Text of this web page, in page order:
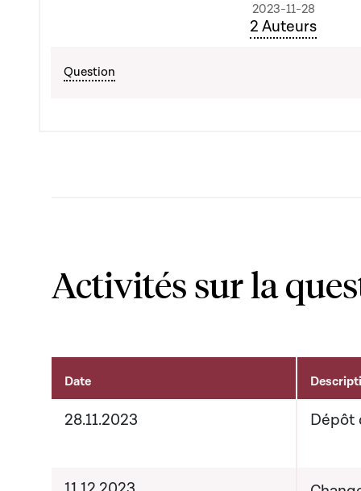
2023-11-28
2 Auteurs
Question
Activités sur la
Activités liées au dossier
Date
28.11.2023 Dépôt